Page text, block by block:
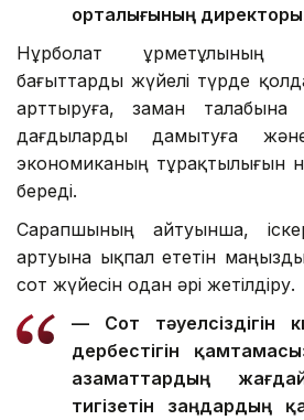
орталығының
Нұрболат
бағыттарды жүйелі түрде
арттыруға, заман талабына
дағдыларды дамытуға
экономиканың тұрақтылығын
береді.
Сарапшының айтуынша,
артуына ықпал ететін маңызды
сот жүйесін одан әрі жетілдіру.
— Сот тәуелсіздігін
дербестігін
азаматтардың
тигізетін заңдардың